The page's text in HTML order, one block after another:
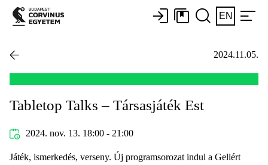
EN
2024.11.05.
Tabletop Talks – Társasjáték Est
2024. nov. 13. 18:00 - 21:00
Játék, ismerkedés, verseny. Új programsorozat indul a Gellért